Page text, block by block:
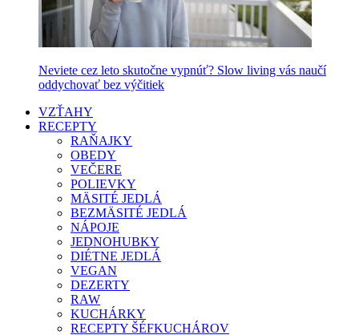
Neviete cez leto skutočne vypnúť? Slow living vás naučí
oddychovať bez výčitiek
VZŤAHY
RECEPTY
RAŇAJKY
OBEDY
VEČERE
POLIEVKY
MÄSITÉ JEDLÁ
BEZMÄSITÉ JEDLÁ
NÁPOJE
JEDNOHUBKY
DIÉTNE JEDLÁ
VEGAN
DEZERTY
RAW
KUCHÁRKY
RECEPTY ŠÉFKUCHÁROV